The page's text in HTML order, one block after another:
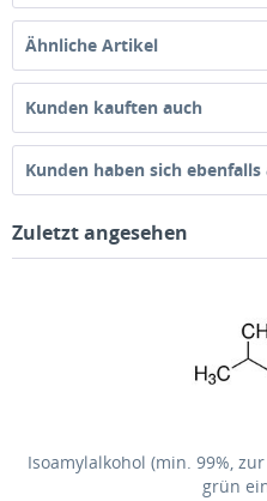
Ähnliche Artikel
Kunden kauften auch
Kunden haben sich ebenfalls
Zuletzt angesehen
Isoamylalkohol (min. 99%,
grün